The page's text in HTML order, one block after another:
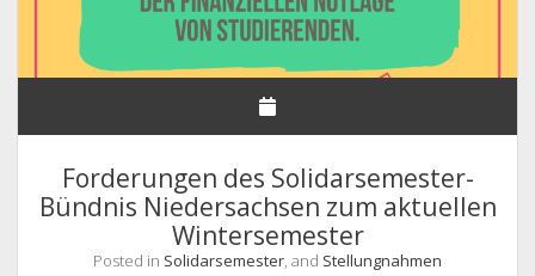
Forderungen des Solidarsemester-
Bündnis Niedersachsen zum aktuellen
Wintersemester
Posted in Solidarsemester, and Stellungnahmen